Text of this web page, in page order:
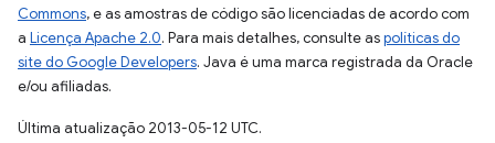
Commons, e as amostras de código são licenciadas de acordo com
a Licença Apache 2.0. Para mais detalhes, consulte aspolíticas do
site do Google Developers. Java é uma marca registrada da Oracle
e/ou afiliadas.
Última atualização 2013-05-12 UTC.